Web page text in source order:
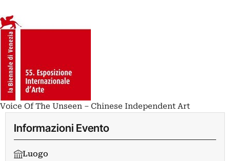
Voice Of The Unseen – Chinese Independent Art
Informazioni Evento
Luogo